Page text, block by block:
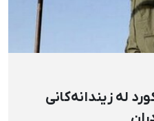
لە زیندانەکانی